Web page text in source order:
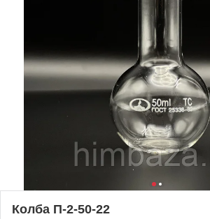
Колба П-2-50-22